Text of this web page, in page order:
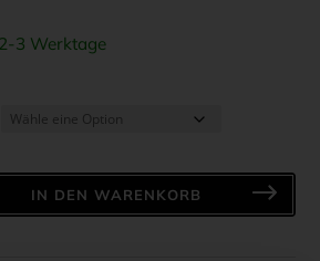
2-3 Werktage
IN DEN WARENKORB